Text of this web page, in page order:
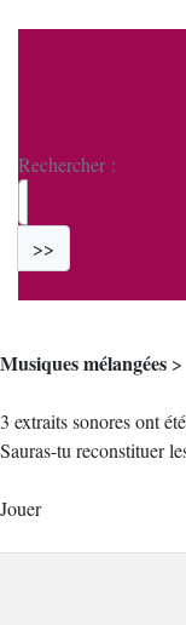
Rechercher :
>>
Musiques mélangées >
3 extraits sonores ont
Sauras-tu reconstituer
Jouer